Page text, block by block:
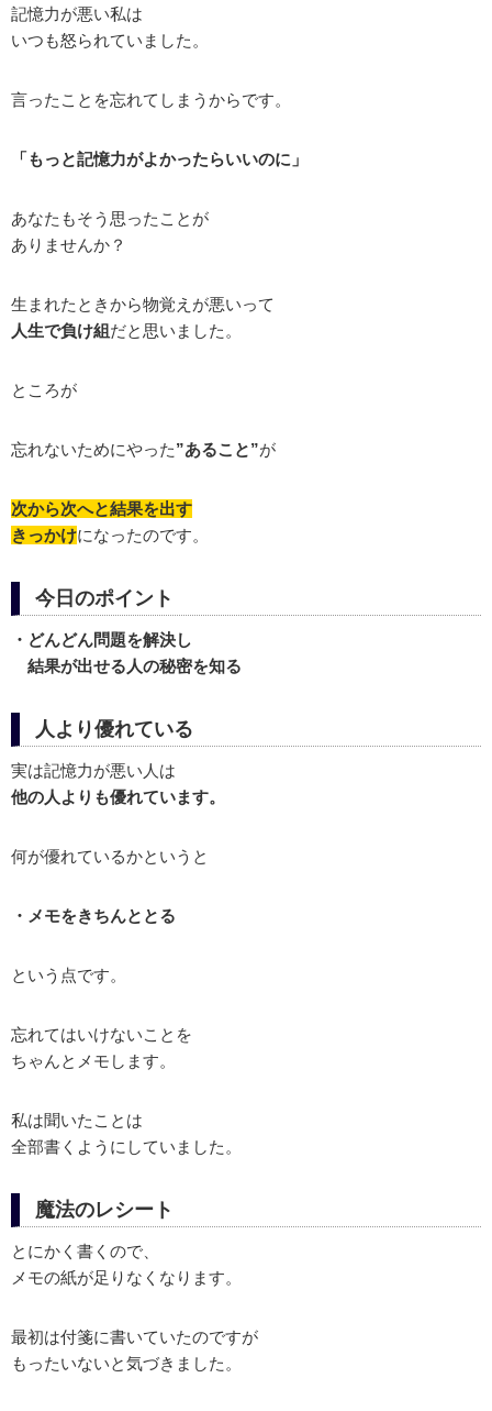
記憶力が悪い私は
いつも怒られていました。
言ったことを忘れてしまうからです。
「もっと記憶力がよかったらいいのに」
あなたもそう思ったことが
ありませんか？
生まれたときから物覚えが悪いって
人生で負け組だと思いました。
ところが
忘れないためにやった”あること”が
次から次へと結果を出す
きっかけになったのです。
今日のポイント
・どんどん問題を解決し
結果が出せる人の秘密を知る
人より優れている
実は記憶力が悪い人は
他の人よりも優れています。
何が優れているかというと
・メモをきちんととる
という点です。
忘れてはいけないことを
ちゃんとメモします。
私は聞いたことは
全部書くようにしていました。
魔法のレシート
とにかく書くので、
メモの紙が足りなくなります。
最初は付箋に書いていたのですが
もったいないと気づきました。